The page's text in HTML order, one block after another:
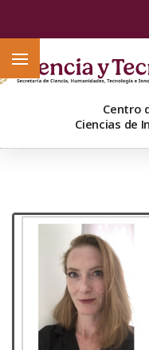
Centro
Ciencias de